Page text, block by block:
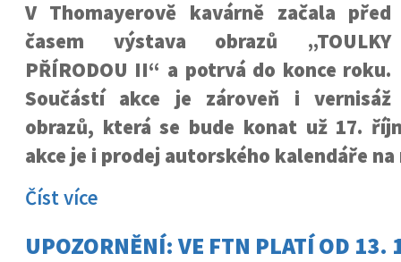
V Thomayerově kavárně začala před
časem výstava obrazů „TOULKY
PŘÍRODOU II“ a potrvá do konce roku.
Součástí akce je zároveň i vernisáž
obrazů, která se bude konat už 17.
akce je i prodej autorského kalendáře na
Číst více
UPOZORNĚNÍ: VE FTN PLATÍ OD 13.